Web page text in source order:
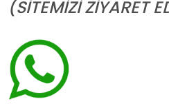
(SİTEMİZİ ZİYARET